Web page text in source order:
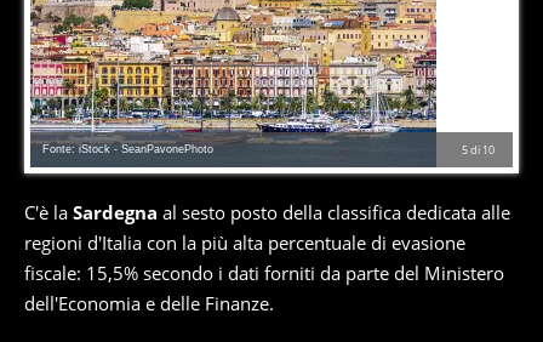
5di 10
Fonte: iStock - SeanPavonePhoto
C'è la Sardegna al sesto posto della classifica dedicata alle
regioni d'Italia con la più alta percentuale di evasione
fiscale: 15,5% secondo i dati forniti da parte del Ministero
dell'Economia e delle Finanze.